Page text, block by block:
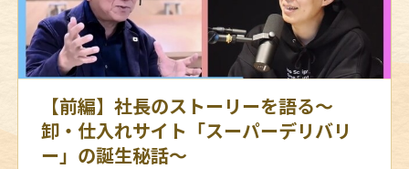
【前編】社長のストーリーを語る～
卸・仕入れサイト「スーパーデリバリ
ー」の誕生秘話～